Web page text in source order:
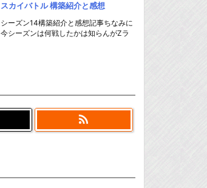
スカイバトル 構築紹介と感想
シーズン14構築紹介と感想記事ちなみに
今シーズンは何戦したかは知らんがZラ
